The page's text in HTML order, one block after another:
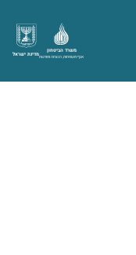
מדינת ישראל
משרד הביטחון
אגף משפחות, הנצחה ומורשת